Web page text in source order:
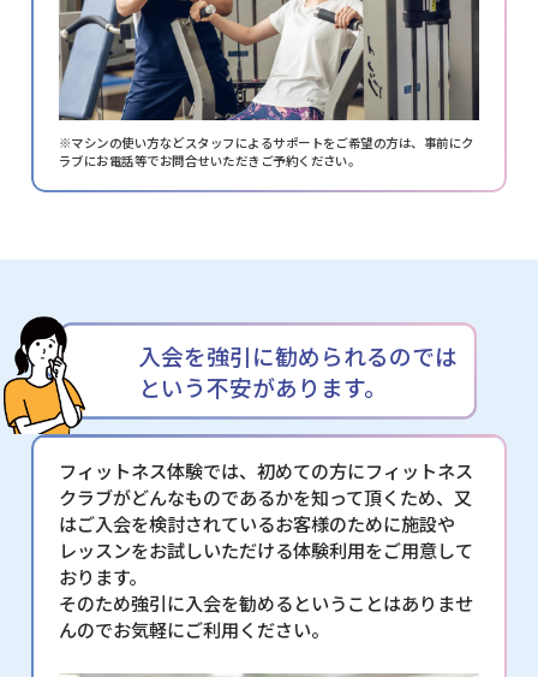
※マシンの使い方などスタッフによるサポートをご希望の方は、 事前にク
ラブにお電話等でお問合せいただきご予約ください。
入会を強引に勧められるのでは
という不安があります。
フィットネス体験では、初めての方にフィットネス
クラブがどんなものであるかを知って頂くため、又
はご入会を検討されているお客様のために施設や
レッスンをお試しいただける体験利用をご用意して
おります。
そのため強引に入会を勧めるということはありませ
んのでお気軽にご利用ください。